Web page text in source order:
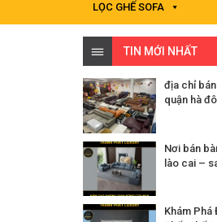
LỌC GHẾ SOFA
TIN MỚI NHẤT
địa chỉ
quận hà
Nơi bán
lào cai –
Khám Phá